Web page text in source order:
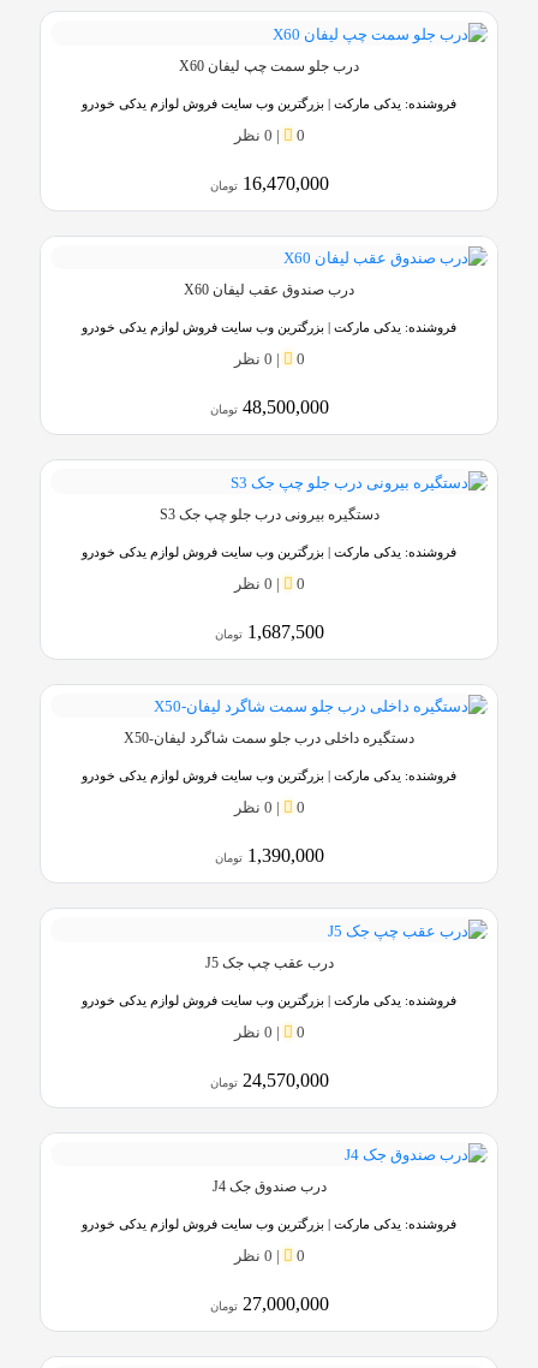
درب جلو سمت چپ لیفان X60
فروشنده: یدکی مارکت | بزرگترین وب سایت فروش لوازم یدکی خودرو
0
| 0 نظر
16,470,000 تومان
درب صندوق عقب لیفان X60
فروشنده: یدکی مارکت | بزرگترین وب سایت فروش لوازم یدکی خودرو
0
| 0 نظر
48,500,000 تومان
دستگیره بیرونی درب جلو چپ جک S3
فروشنده: یدکی مارکت | بزرگترین وب سایت فروش لوازم یدکی خودرو
0
| 0 نظر
1,687,500 تومان
دستگیره داخلی درب جلو سمت شاگرد لیفان-X50
فروشنده: یدکی مارکت | بزرگترین وب سایت فروش لوازم یدکی خودرو
0
| 0 نظر
1,390,000 تومان
درب عقب چپ جک J5
فروشنده: یدکی مارکت | بزرگترین وب سایت فروش لوازم یدکی خودرو
0
| 0 نظر
24,570,000 تومان
درب صندوق جک J4
فروشنده: یدکی مارکت | بزرگترین وب سایت فروش لوازم یدکی خودرو
0
| 0 نظر
27,000,000 تومان